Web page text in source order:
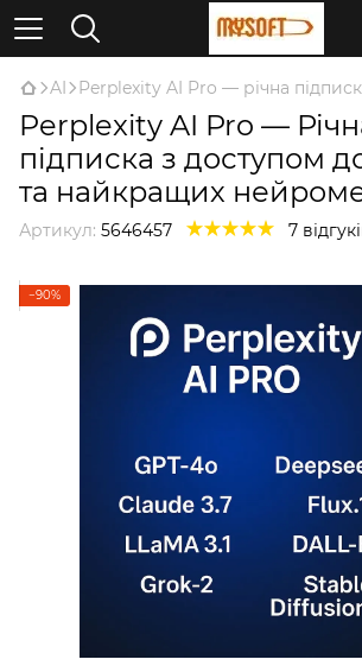
AI Perplexity AI Pro — річна
Perplexity AI Pro —
підписка з доступом
та найкращих
Артикул: 5646457 7
−90%